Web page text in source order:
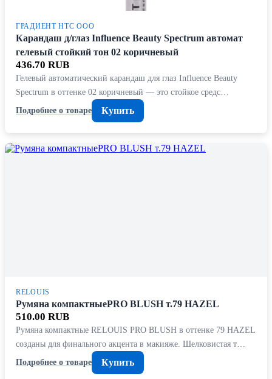
ГРАДИЕНТ НТС ООО
Карандаш д/глаз Influence Beauty Spectrum автомат
гелевый стойкий тон 02 коричневый
436.70 RUB
Гелевый автоматический карандаш для глаз Influence Beauty
Spectrum в оттенке 02 коричневый — это стойкое средс…
Подробнее о товаре
Купить
RELOUIS
Румяна компактныеPRO BLUSH т.79 HAZEL
510.00 RUB
Румяна компактные RELOUIS PRO BLUSH в оттенке 79 HAZEL
созданы для финального акцента в макияже. Шелковистая т…
Подробнее о товаре
Купить